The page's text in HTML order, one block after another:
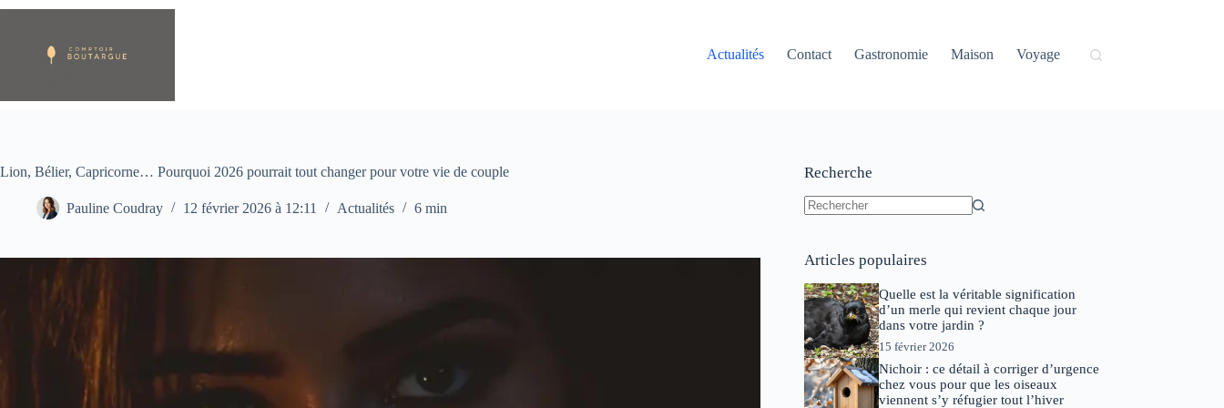
Passer
Actualités
Contact Gastronomie Maison Voyage
Lion, Bélier, Capricorne… Pourquoi 2026 pourrait tout changer pour votre vie de couple
Pauline Coudray 12 février 2026 à 12:11 Actualités 6 min
Recherche
Articles populaires
Quelle est la véritable signification
d’un merle qui revient chaque jour
dans votre jardin ?
15 février 2026
Nichoir : ce détail à corriger d’urgence
chez vous pour que les oiseaux
viennent s’y réfugier tout l’hiver